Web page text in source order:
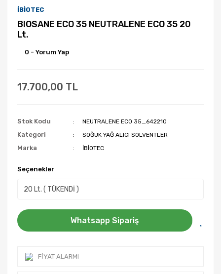
İBİOTEC
BIOSANE ECO 35 NEUTRALENE ECO 35 20
Lt.
0 - Yorum Yap
17.700,00 TL
Stok Kodu NEUTRALENE ECO 35_642210
Kategori SOĞUK YAĞ ALICI SOLVENTLER
Marka İBİOTEC
Seçenekler
Whatsapp Sipariş
FIYAT ALARMI